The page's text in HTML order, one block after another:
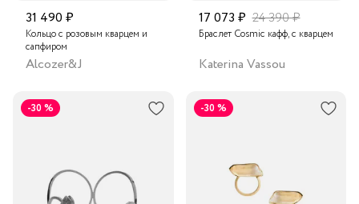
31 490 ₽
Кольцо с розовым кварцем и
сапфиром
Alcozer&J
17 073 ₽ 24 390 ₽
Браслет Cosmic кафф, с кварцем
Katerina Vassou
-30 % -30 %